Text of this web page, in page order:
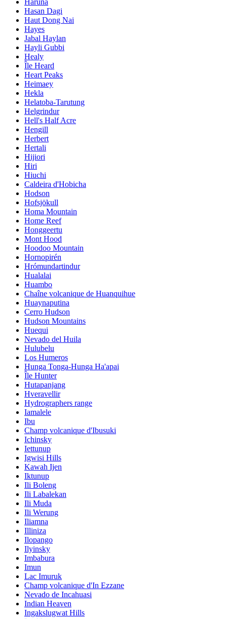
Hasan Dagi
Haut Dong Nai
Hayes
Jabal Haylan
Hayli Gubbi
Healy
Île Heard
Heart Peaks
Heimaey
Hekla
Helatoba-Tarutung
Helgrindur
Hell's Half Acre
Hengill
Herbert
Hertali
Hijiori
Hiri
Hiuchi
Caldeira d'Hobicha
Hodson
Hofsjökull
Homa Mountain
Home Reef
Honggeertu
Mont Hood
Hoodoo Mountain
Hornopirén
Hrómundartindur
Hualalai
Huambo
Chaîne volcanique de Huanquihue
Huaynaputina
Cerro Hudson
Hudson Mountains
Huequi
Nevado del Huila
Hulubelu
Los Humeros
Hunga Tonga-Hunga Ha'apai
Île Hunter
Hutapanjang
Hveravellir
Hydrographers range
Iamalele
Ibu
Champ volcanique d'Ibusuki
Ichinsky
Iettunup
Igwisi Hills
Kawah Ijen
Iktunup
Ili Boleng
Ili Labalekan
Ili Muda
Ili Werung
Iliamna
Illiniza
Ilopango
Ilyinsky
Imbabura
Imun
Lac Imuruk
Champ volcanique d'In Ezzane
Nevado de Incahuasi
Indian Heaven
Ingakslugwat Hills